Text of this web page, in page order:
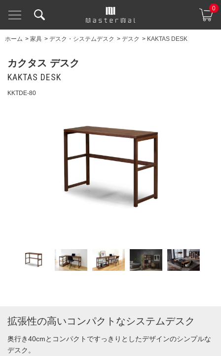
0
ホーム > 家具 > デスク・システムデスク > デスク > KAKTAS DESK
カクタス デスク
KAKTAS DESK
KKTDE-80
拡張性の高いコンパクトなシステムデスク
奥行き40cmとコンパクトですっきりとしたデザインのシンプルな
デスク。